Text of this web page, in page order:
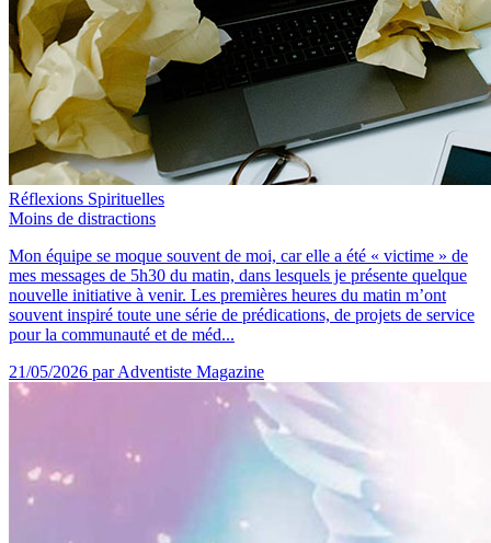
Réflexions Spirituelles
Moins de distractions
Mon équipe se moque souvent de moi, car elle a été « victime » de
mes messages de 5h30 du matin, dans lesquels je présente quelque
nouvelle initiative à venir. Les premières heures du matin m’ont
souvent inspiré toute une série de prédications, de projets de service
pour la communauté et de méd...
21/05/2026 par Adventiste Magazine